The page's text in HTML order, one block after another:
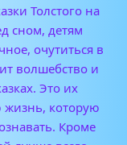
Толстого на
сном, детям
очутиться в
волшебство и
Это их
жизнь, которую
Кроме